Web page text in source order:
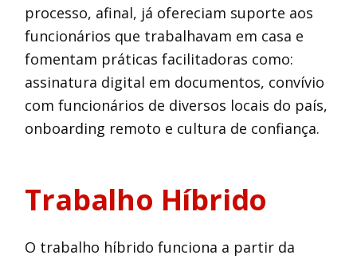
processo, afinal, já ofereciam suporte aos
funcionários que trabalhavam em casa e
fomentam práticas facilitadoras como:
assinatura digital em documentos, convívio
com funcionários de diversos locais do país,
onboarding remoto e cultura de confiança.
Trabalho Híbrido
O trabalho híbrido funciona a partir da